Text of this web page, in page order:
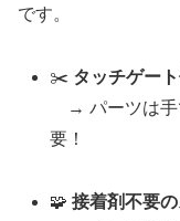
です。
✂️ タッチゲー
→ パーツは手
要！
🧩接着剤不要